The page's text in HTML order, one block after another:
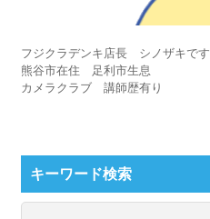
フジクラデンキ店長 シノザキです
熊谷市在住 足利市生息
カメラクラブ 講師歴有り
キーワード検索